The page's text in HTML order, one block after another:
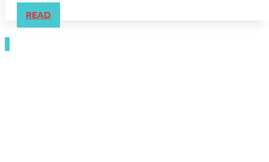
READ